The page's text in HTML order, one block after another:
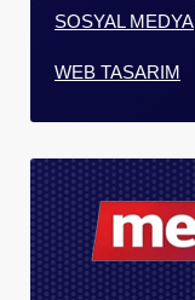
SOSYAL MEDYA
WEB TASARIM